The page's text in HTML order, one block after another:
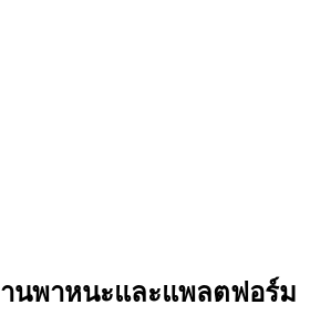
นพาหนะและแพลตฟอร์ม